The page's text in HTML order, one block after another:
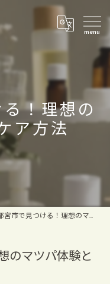
！理想の
ア方法
市で見つける！理想のマツパ体験とケア方法
のマツパ体験と